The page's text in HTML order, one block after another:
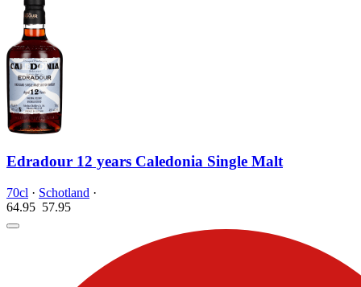
Edradour 12 years Caledonia Single Malt
70cl · Schotland ·
64.95 57.95